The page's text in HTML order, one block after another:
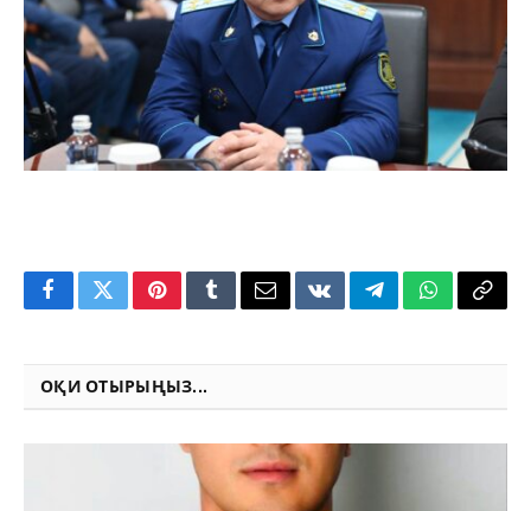
FacebookTwitterPinterestTumblrEmailVKontakteTelegramWhatsApp
Copy
ОҚИ ОТЫРЫҢЫЗ...